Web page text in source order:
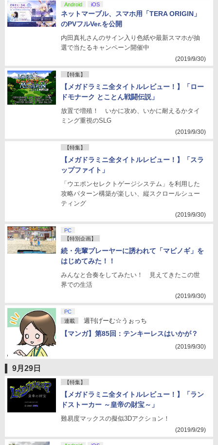
Android iOS
ネットマーブル、スマホ用「TERA ORIGIN」
のPVフルVer.を公開
内田真礼さんのサイン入り色紙や最新スマホが抽
選で当たるキャンペーン開催中
(2019/9/30)
【特集】
【メガドラミニ全タイトルレビュー！】「ロー
ドモナーク とことん戦闘伝説」
放置で増殖！ いかに攻め、いかに耐えるかタイ
ミング重視のSLG
(2019/9/30)
【特集】
【メガドラミニ全タイトルレビュー！】「スラ
ップファイト」
「ウエポンセレクトゲージシステム」を利用した
攻略パターン構築が楽しい、縦スクロールシュー
ティング
(2019/9/30)
PC
【特別企画】
続・先輩プレーヤーに誘われて「マビノギ」を
はじめてみた！！
みんなと合奏をしてみたい！ 見えてきたこの世
界での生活
(2019/9/30)
PC
連載
週刊げーむ☆うぉっち
【マンガ】第85回：テンキーレスはいかが？
(2019/9/30)
9月29日
【特集】
【メガドラミニ全タイトルレビュー！】「ラン
ドストーカー ～皇帝の財宝～」
難易度マックスの擬似3Dアクション！
(2019/9/29)